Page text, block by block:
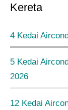
Kereta
4 Kedai
5 Kedai
2026
12 Kedai